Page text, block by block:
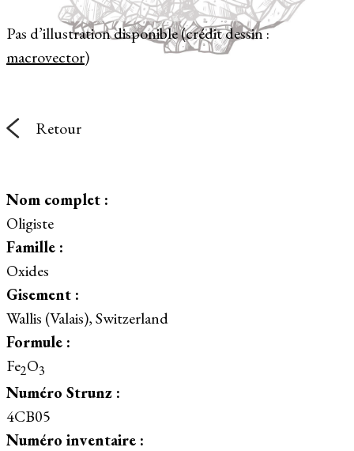
Pas d’illustration disponible (crédit dessin :
macrovector)
Retour
Nom complet :
Oligiste
Famille :
Oxides
Gisement :
Wallis (Valais), Switzerland
Formule :
Fe2O3
Numéro Strunz :
4CB05
Numéro inventaire :